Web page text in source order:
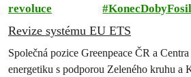
revoluce
Revize systému EU ETS
Společná pozice Greenpeace ČR a
energetiku s podporou Zeleného kruhu a